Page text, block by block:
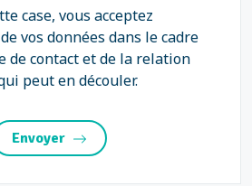
case, vous acceptez
vos données dans le cadre
de contact et de la relation
peut en découler.
Envoyer